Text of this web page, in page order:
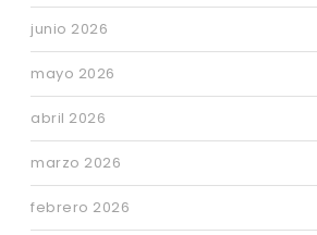
junio 2026
mayo 2026
abril 2026
marzo 2026
febrero 2026